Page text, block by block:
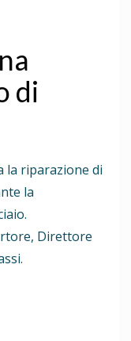
di
la riparazione di
la
Direttore